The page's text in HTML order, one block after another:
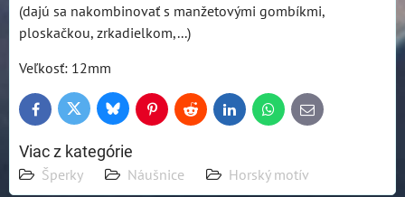
(dajú sa nakombinovať s manžetovými gombíkmi,
ploskačkou, zrkadielkom,...)
Veľkosť: 12mm
FacebookTwitter BlueskyPinterestReddit LinkedInWhatsApp
E-
mail
Viac z kategórie
Šperky Náušnice Horský motív